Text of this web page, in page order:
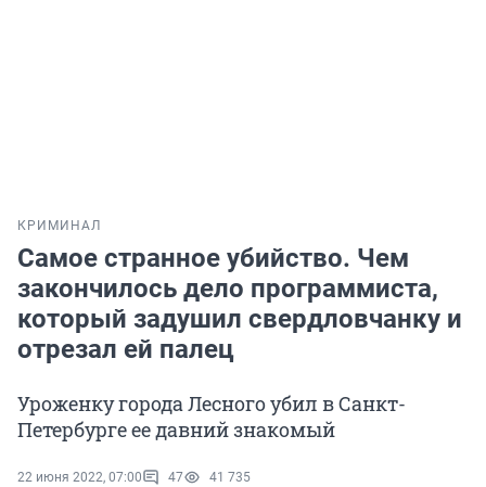
КРИМИНАЛ
Самое странное убийство. Чем
закончилось дело программиста,
который задушил свердловчанку и
отрезал ей палец
Уроженку города Лесного убил в Санкт-
Петербурге ее давний знакомый
22 июня 2022, 07:00 47 41 735